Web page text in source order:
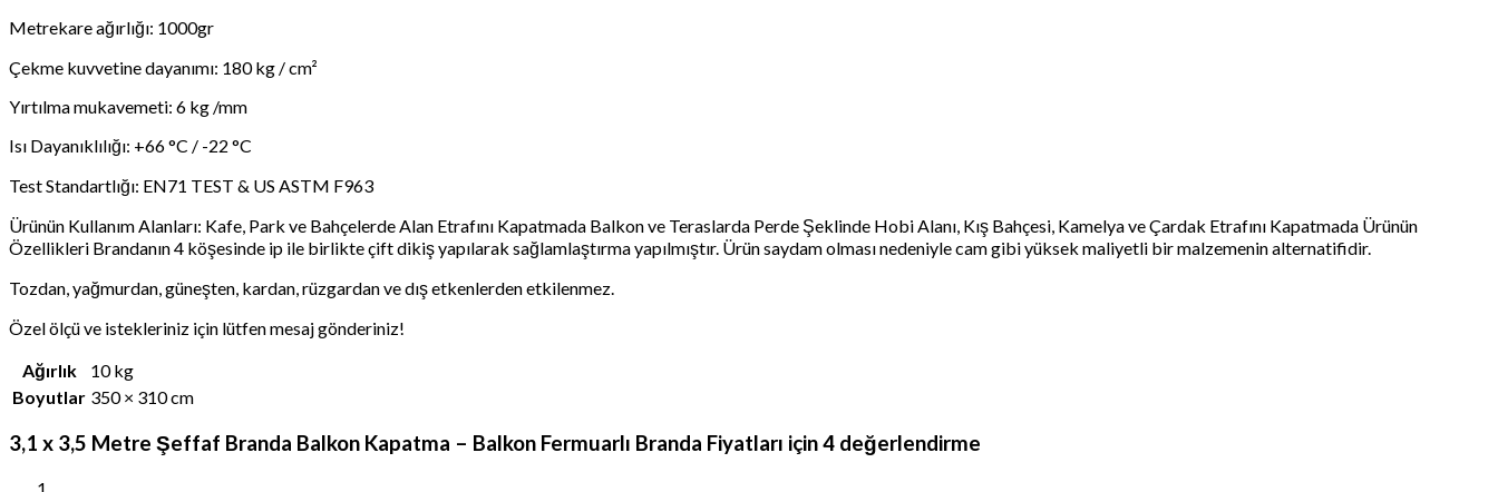
Metrekare ağırlığı: 1000gr
Çekme kuvvetine dayanımı: 180 kg / cm²
Yırtılma mukavemeti: 6 kg /mm
Isı Dayanıklılığı: +66 °C / -22 °C
Test Standartlığı: EN71 TEST & US ASTM F963
Ürünün Kullanım Alanları: Kafe, Park ve Bahçelerde Alan Etrafını Kapatmada Balkon ve Teraslarda Perde Şeklinde Hobi Alanı, Kış Bahçesi, Kamelya ve Çardak Etrafını Kapatmada Ürünün
Özellikleri Brandanın 4 köşesinde ip ile birlikte çift dikiş yapılarak sağlamlaştırma yapılmıştır. Ürün saydam olması nedeniyle cam gibi yüksek maliyetli bir malzemenin alternatifidir.
Tozdan, yağmurdan, güneşten, kardan, rüzgardan ve dış etkenlerden etkilenmez.
Özel ölçü ve istekleriniz için lütfen mesaj gönderiniz!
Ağırlık
10 kg
Boyutlar 350 × 310 cm
3,1 x 3,5 Metre Şeffaf Branda Balkon Kapatma – Balkon Fermuarlı Branda Fiyatları için 4 değerlendirme